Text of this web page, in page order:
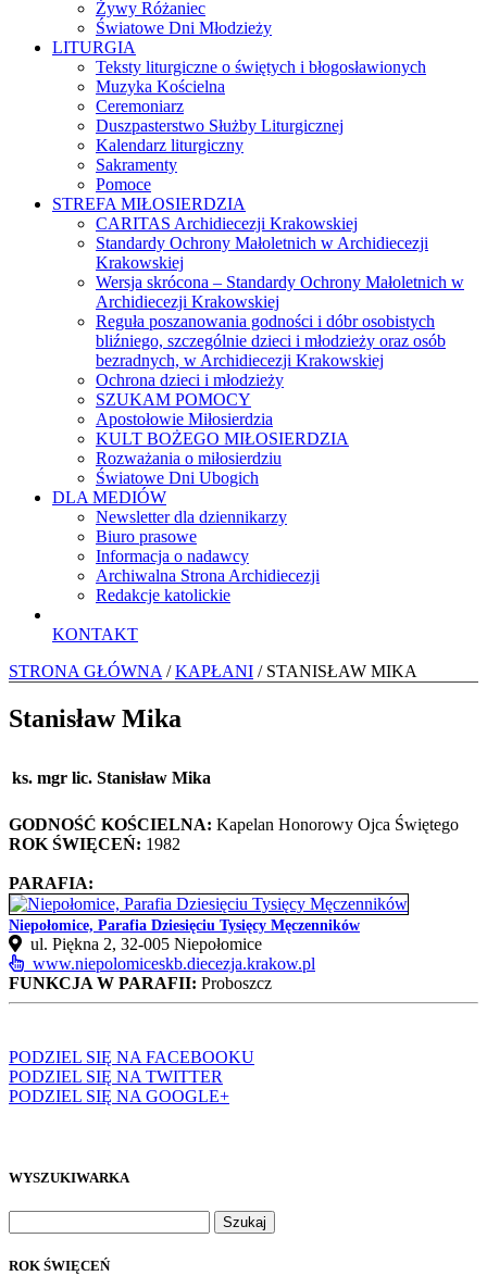
Żywy Różaniec
Światowe Dni Młodzieży
LITURGIA
Teksty liturgiczne o świętych i błogosławionych
Muzyka Kościelna
Ceremoniarz
Duszpasterstwo Służby Liturgicznej
Kalendarz liturgiczny
Sakramenty
Pomoce
STREFA MIŁOSIERDZIA
CARITAS Archidiecezji Krakowskiej
Standardy Ochrony Małoletnich w Archidiecezji
Krakowskiej
Wersja skrócona – Standardy Ochrony Małoletnich w
Archidiecezji Krakowskiej
Reguła poszanowania godności i dóbr osobistych
bliźniego, szczególnie dzieci i młodzieży oraz osób
bezradnych, w Archidiecezji Krakowskiej
Ochrona dzieci i młodzieży
SZUKAM POMOCY
Apostołowie Miłosierdzia
KULT BOŻEGO MIŁOSIERDZIA
Rozważania o miłosierdziu
Światowe Dni Ubogich
DLA MEDIÓW
Newsletter dla dziennikarzy
Biuro prasowe
Informacja o nadawcy
Archiwalna Strona Archidiecezji
Redakcje katolickie
KONTAKT
STRONA GŁÓWNA /KAPŁANI / STANISŁAW MIKA
Stanisław Mika
ks. mgr lic. Stanisław Mika
GODNOŚĆ KOŚCIELNA: Kapelan Honorowy Ojca Świętego
ROK ŚWIĘCEŃ: 1982
PARAFIA:
Niepołomice, Parafia Dziesięciu Tysięcy Męczenników
ul. Piękna 2, 32-005 Niepołomice
www.niepolomiceskb.diecezja.krakow.pl
FUNKCJA W PARAFII: Proboszcz
PODZIEL SIĘ NA FACEBOOKU
PODZIEL SIĘ NA TWITTER
PODZIEL SIĘ NA GOOGLE+
WYSZUKIWARKA
ROK ŚWIĘCEŃ